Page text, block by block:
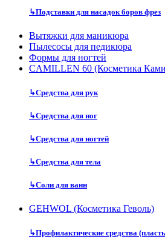
↳Подставки для насадок боров фрез
Вытяжки для маникюра
Пылесосы для педикюра
Формы для ногтей
CAMILLEN 60 (Косметика
↳Средства для рук
↳Средства для ног
↳Средства для ногтей
↳Средства для тела
↳Соли для ванн
GEHWOL (Косметика Геволь)
↳Профилактические средства